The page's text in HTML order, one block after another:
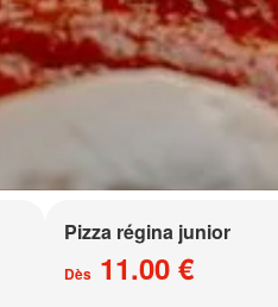
Pizza régina junior
Dès11.00 €